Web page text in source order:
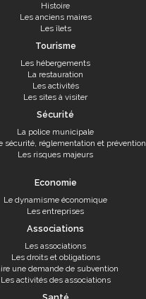
Histoire
Les anciens maires
Les îlets
Tourisme
Les hébergements
La restauration
Les activités
Les sites à visiter
Sécurité
La police municipale
sécurité, réglementation et prévention
Les risques majeurs
Economie
Le dynamisme économique
Les entreprises
Associations
Les associations
Les droits et obligations
une demande de subvention
Les activités des associations